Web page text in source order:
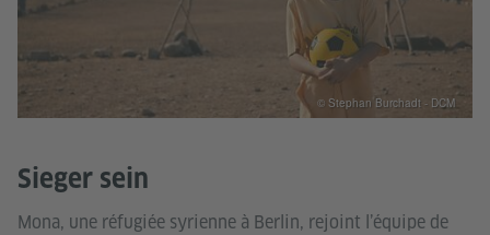
Sieger sein
Mona, une réfugiée syrienne à Berlin, rejoint l’équipe de
© Stephan Burchadt - DCM